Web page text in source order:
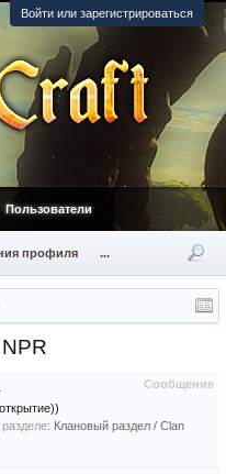
Войти или зарегистрироваться
Сообщение
разделе: Клановый раздел / Сlan
Пользователи
профиля ...